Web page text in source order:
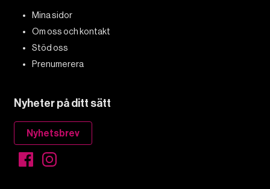
Mina sidor
Om oss och kontakt
Stöd oss
Prenumerera
Nyheter på ditt sätt
Nyhetsbrev